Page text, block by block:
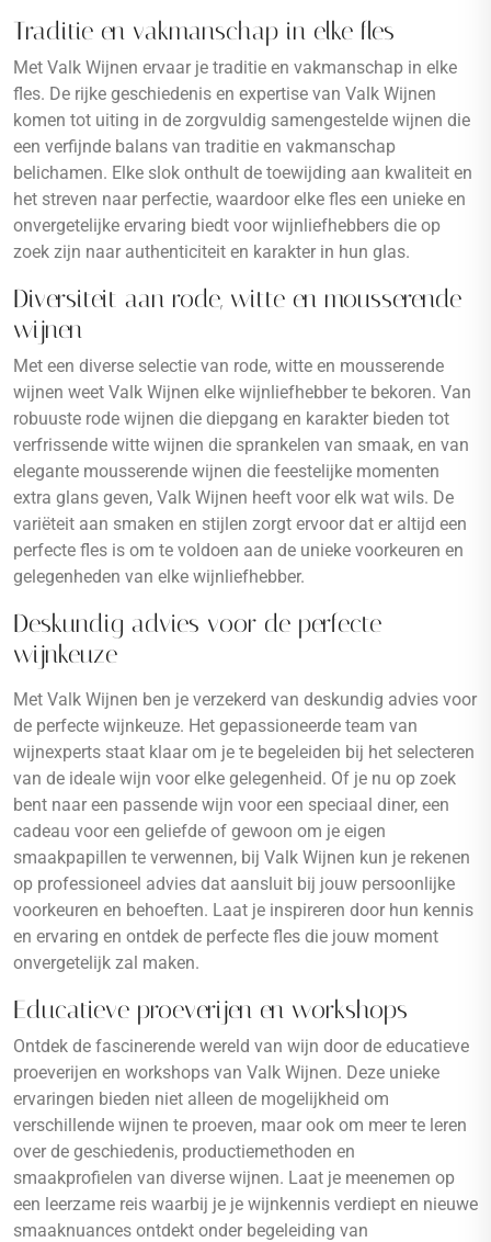
Traditie en vakmanschap in elke fles
Met Valk Wijnen ervaar je traditie en vakmanschap in elke
fles. De rijke geschiedenis en expertise van Valk Wijnen
komen tot uiting in de zorgvuldig samengestelde wijnen die
een verfijnde balans van traditie en vakmanschap
belichamen. Elke slok onthult de toewijding aan kwaliteit en
het streven naar perfectie, waardoor elke fles een unieke en
onvergetelijke ervaring biedt voor wijnliefhebbers die op
zoek zijn naar authenticiteit en karakter in hun glas.
Diversiteit aan rode, witte en mousserende
wijnen
Met een diverse selectie van rode, witte en mousserende
wijnen weet Valk Wijnen elke wijnliefhebber te bekoren. Van
robuuste rode wijnen die diepgang en karakter bieden tot
verfrissende witte wijnen die sprankelen van smaak, en van
elegante mousserende wijnen die feestelijke momenten
extra glans geven, Valk Wijnen heeft voor elk wat wils. De
variëteit aan smaken en stijlen zorgt ervoor dat er altijd een
perfecte fles is om te voldoen aan de unieke voorkeuren en
gelegenheden van elke wijnliefhebber.
Deskundig advies voor de perfecte
wijnkeuze
Met Valk Wijnen ben je verzekerd van deskundig advies voor
de perfecte wijnkeuze. Het gepassioneerde team van
wijnexperts staat klaar om je te begeleiden bij het selecteren
van de ideale wijn voor elke gelegenheid. Of je nu op zoek
bent naar een passende wijn voor een speciaal diner, een
cadeau voor een geliefde of gewoon om je eigen
smaakpapillen te verwennen, bij Valk Wijnen kun je rekenen
op professioneel advies dat aansluit bij jouw persoonlijke
voorkeuren en behoeften. Laat je inspireren door hun kennis
en ervaring en ontdek de perfecte fles die jouw moment
onvergetelijk zal maken.
Educatieve proeverijen en workshops
Ontdek de fascinerende wereld van wijn door de educatieve
proeverijen en workshops van Valk Wijnen. Deze unieke
ervaringen bieden niet alleen de mogelijkheid om
verschillende wijnen te proeven, maar ook om meer te leren
over de geschiedenis, productiemethoden en
smaakprofielen van diverse wijnen. Laat je meenemen op
een leerzame reis waarbij je je wijnkennis verdiept en nieuwe
smaaknuances ontdekt onder begeleiding van